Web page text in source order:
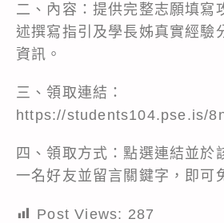
二、內容：提供完整志願填寫
述撰寫指引及學長姊真實經驗
資訊。
三、領取連結：
https://students104.pse.is/
四、領取方式：點選連結並於
一名好友並留言關鍵字，即可
Post Views: 287